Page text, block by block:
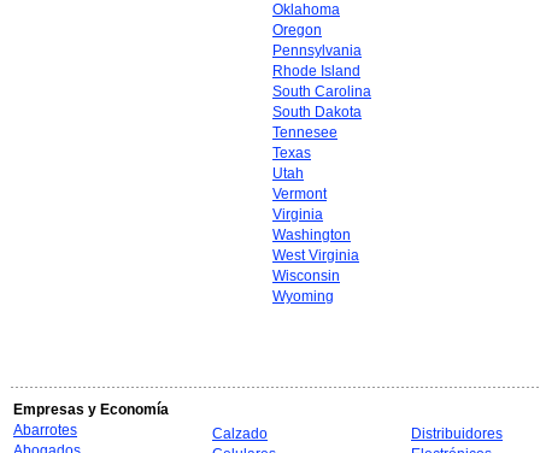
Oklahoma
Oregon
Pennsylvania
Rhode Island
South Carolina
South Dakota
Tennesee
Texas
Utah
Vermont
Virginia
Washington
West Virginia
Wisconsin
Wyoming
Empresas y Economía
Abarrotes
Calzado
Distribuidores